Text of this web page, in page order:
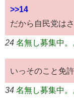
>>14
だから自民党は
24 名無し募集中。
いっそのこと免
34 名無し募集中。